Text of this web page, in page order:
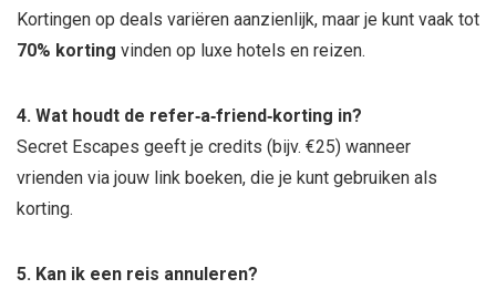
Kortingen op deals variëren aanzienlijk, maar je kunt vaak tot
70% korting vinden op luxe hotels en reizen.
4. Wat houdt de refer‑a‑friend‑korting in?
Secret Escapes geeft je credits (bijv. €25) wanneer
vrienden via jouw link boeken, die je kunt gebruiken als
korting.
5. Kan ik een reis annuleren?